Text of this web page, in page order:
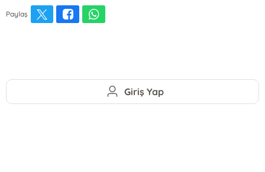
Paylaş
Giriş Yap